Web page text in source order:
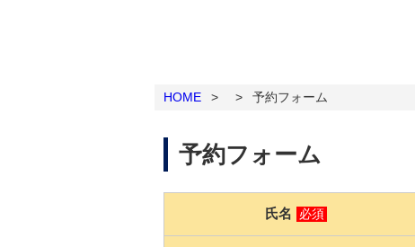
HOME > > 予約フォーム
予約フォーム
氏名 必須